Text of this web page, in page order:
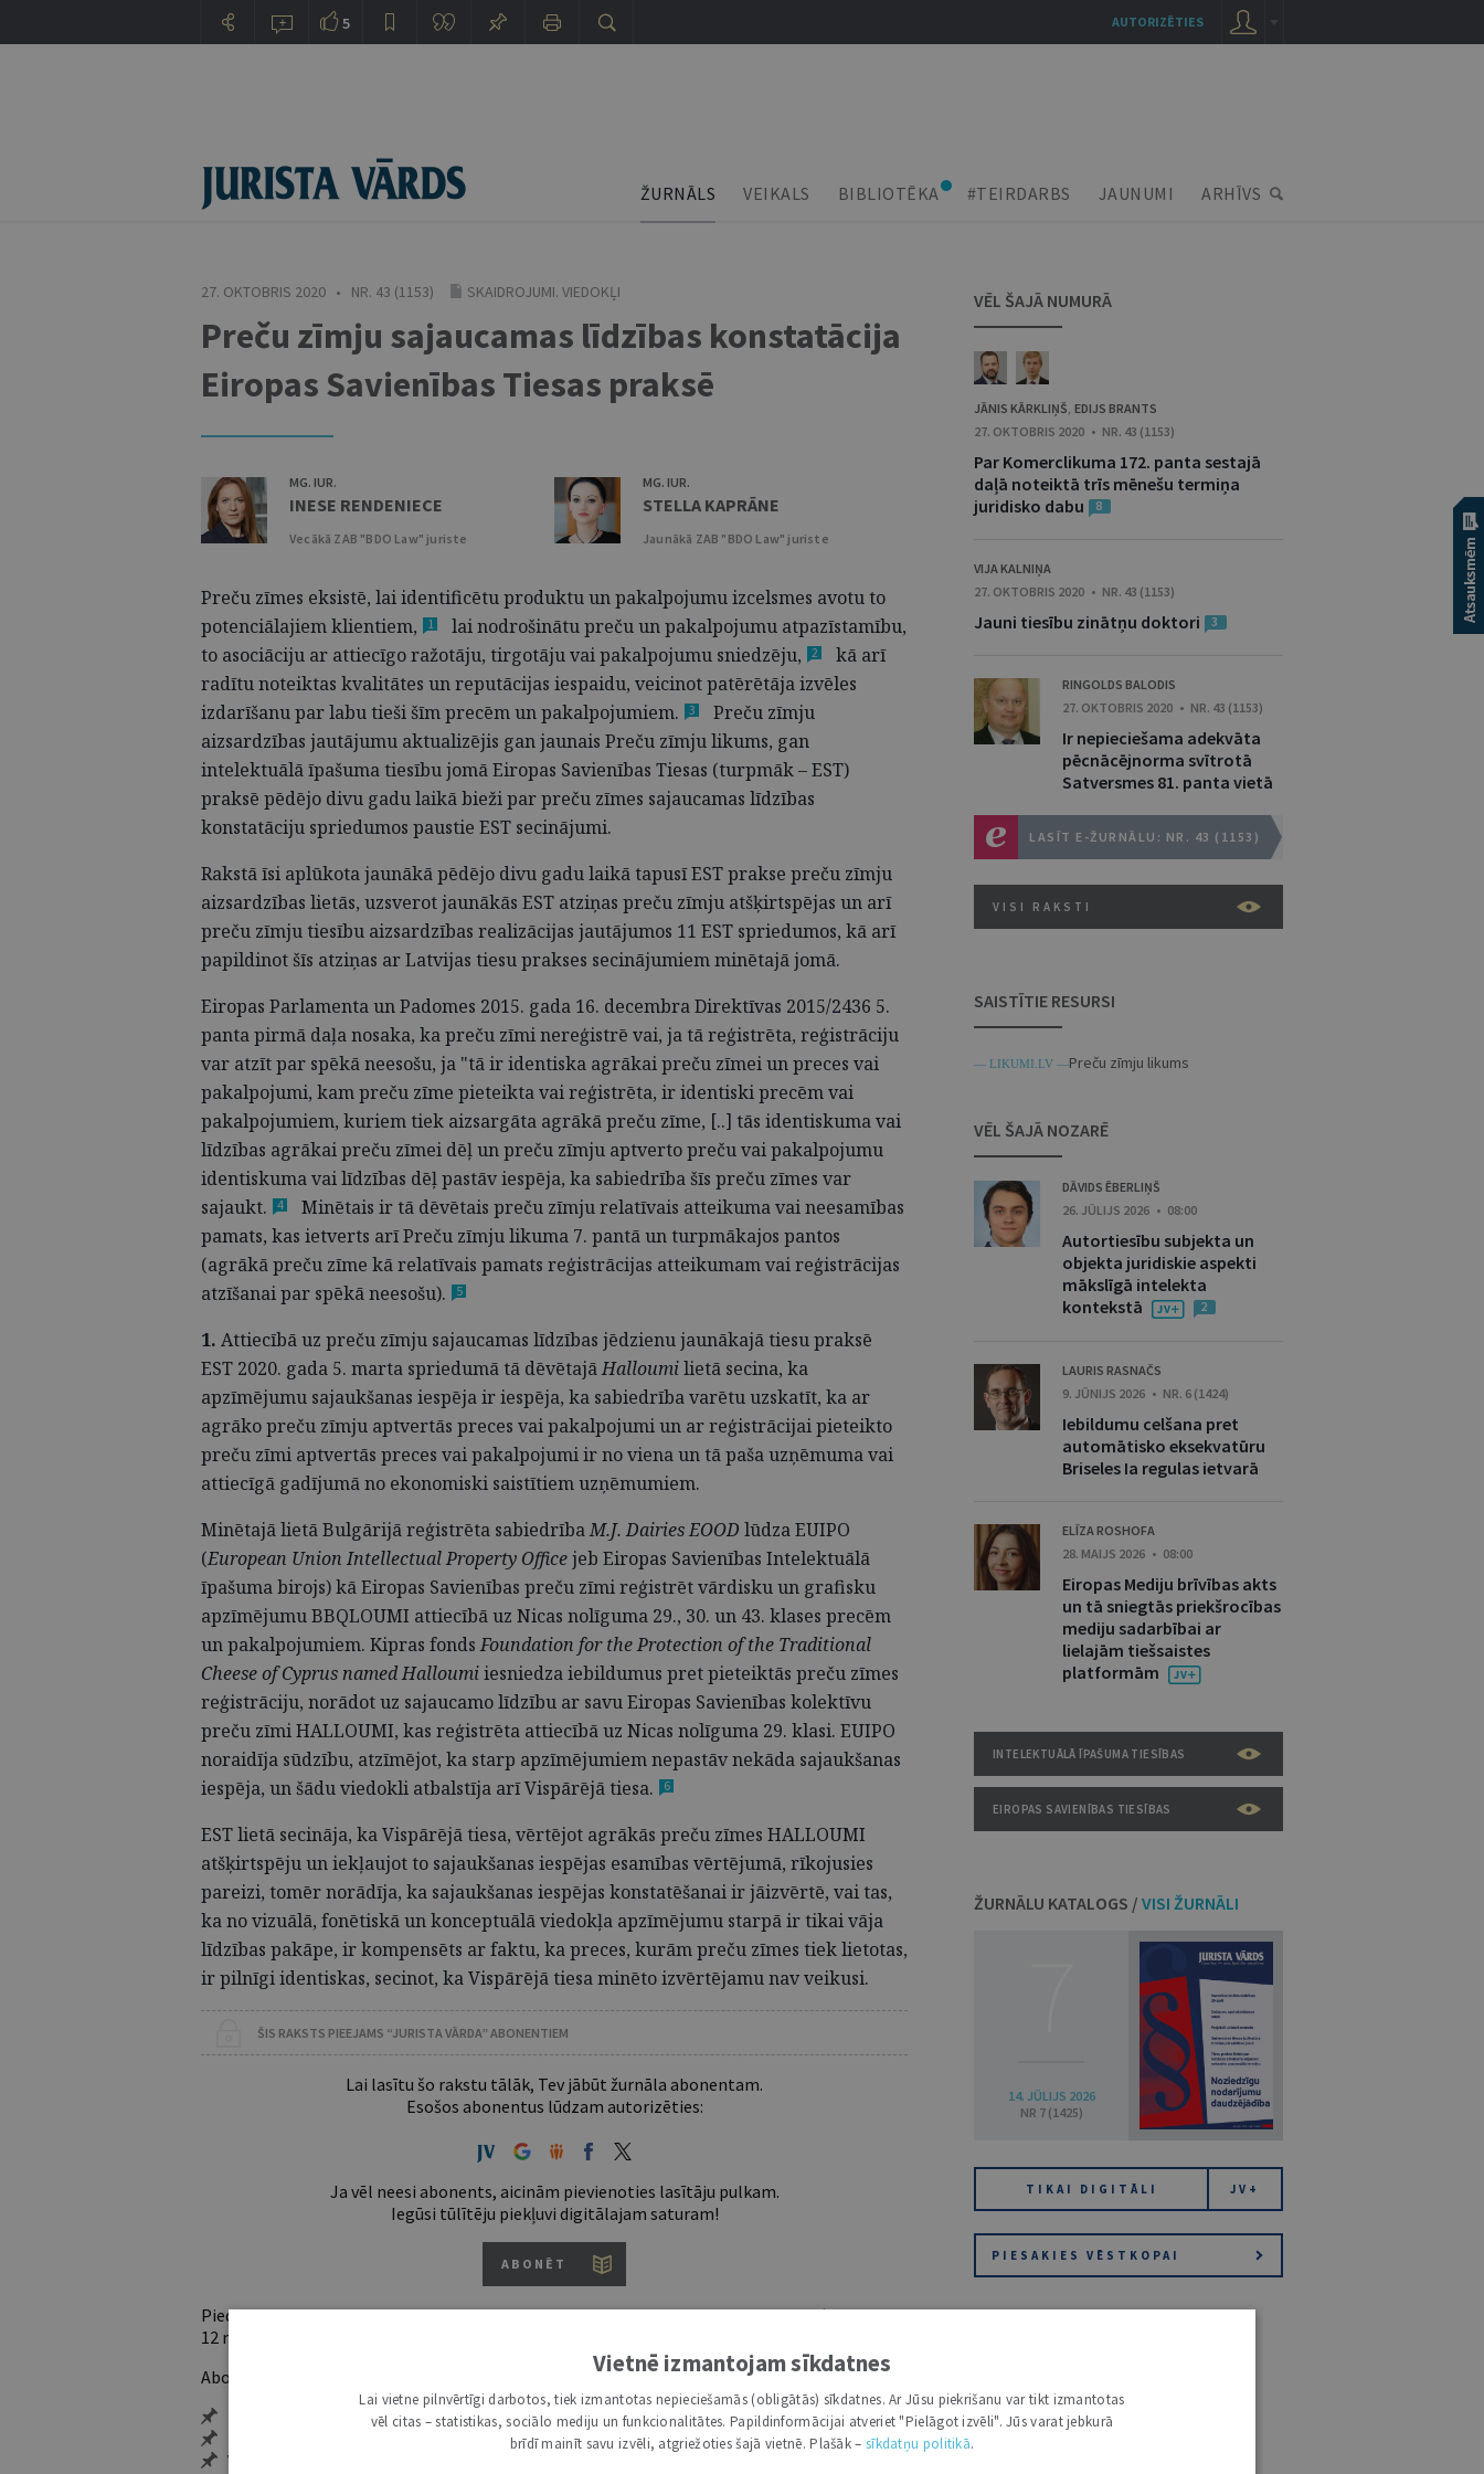
ŽURNĀLS VEIKALS BIBLIOTĒKA #TEIRDARBS JAUNUMI ARHĪVS
27. OKTOBRIS 2020 • NR. 43 (1153) SKAIDROJUMI. VIEDOKĻI
Preču zīmju sajaucamas līdzības konstatācija
Eiropas Savienības Tiesas praksē
MG. IUR.
INESE RENDENIECE
Vecākā ZAB "BDO Law" juriste
MG. IUR.
STELLA KAPRĀNE
Jaunākā ZAB "BDO Law" juriste
Preču zīmes eksistē, lai identificētu produktu un pakalpojumu izcelsmes avotu to
potenciālajiemklientiem, 1
lai nodrošinātu preču un pakalpojumu atpazīstamību,
to asociāciju ar attiecīgo ražotāju, tirgotāju vai pakalpojumu sniedzēju, 2
kā arī
radītu noteiktas kvalitātes un reputācijas iespaidu, veicinot patērētāja izvēles
izdarīšanu par labu tieši šīm precēm unpakalpojumiem. 3
Preču zīmju
aizsardzības jautājumu aktualizējis gan jaunais Preču zīmju likums, gan
intelektuālā īpašuma tiesību jomā Eiropas Savienības Tiesas (turpmāk – EST)
praksē pēdējo divu gadu laikā bieži par preču zīmes sajaucamas līdzības
konstatāciju spriedumos paustie EST secinājumi.
Rakstā īsi aplūkota jaunākā pēdējo divu gadu laikā tapusī EST prakse preču zīmju
aizsardzības lietās, uzsverot jaunākās EST atziņas preču zīmju atšķirtspējas un arī
preču zīmju tiesību aizsardzības realizācijas jautājumos 11 EST spriedumos, kā arī
papildinot šīs atziņas ar Latvijas tiesu prakses secinājumiem minētajā jomā.
Eiropas Parlamenta un Padomes 2015. gada 16. decembra Direktīvas 2015/2436 5.
panta pirmā daļa nosaka, ka preču zīmi nereģistrē vai, ja tā reģistrēta, reģistrāciju
var atzīt par spēkā neesošu, ja "tā ir identiska agrākai preču zīmei un preces vai
pakalpojumi, kam preču zīme pieteikta vai reģistrēta, ir identiski precēm vai
pakalpojumiem, kuriem tiek aizsargāta agrākā preču zīme, [..] tās identiskuma vai
līdzības agrākai preču zīmei dēļ un preču zīmju aptverto preču vai pakalpojumu
identiskuma vai līdzības dēļ pastāv iespēja, ka sabiedrība šīs preču zīmes var
sajaukt.
4
Minētais ir tā dēvētais preču zīmju relatīvais atteikuma vai neesamības
pamats, kas ietverts arī Preču zīmju likuma 7. pantā un turpmākajos pantos
(agrākā preču zīme kā relatīvais pamats reģistrācijas atteikumam vai reģistrācijas
atzīšanai par spēkāneesošu). 5
1. Attiecībā uz preču zīmju sajaucamas līdzības jēdzienu jaunākajā tiesu praksē
EST 2020. gada 5. marta spriedumā tā dēvētajāHalloumilietā secina, ka
apzīmējumu sajaukšanas iespēja ir iespēja, ka sabiedrība varētu uzskatīt, ka ar
agrāko preču zīmju aptvertās preces vai pakalpojumi un ar reģistrācijai pieteikto
preču zīmi aptvertās preces vai pakalpojumi ir no viena un tā paša uzņēmuma vai
attiecīgā gadījumā no ekonomiski saistītiem uzņēmumiem.
Minētajā lietā Bulgārijā reģistrēta sabiedrībaM.J. Dairies EOOD lūdza EUIPO
(European Union Intellectual Property Officejeb Eiropas Savienības Intelektuālā
īpašuma birojs) kā Eiropas Savienības preču zīmi reģistrēt vārdisku un grafisku
apzīmējumu BBQLOUMI attiecībā uz Nicas nolīguma 29., 30. un 43. klases precēm
un pakalpojumiem. Kipras fondsFoundation for the Protection of the Traditional
Cheese of Cyprus named Halloumiiesniedza iebildumus pret pieteiktās preču zīmes
reģistrāciju, norādot uz sajaucamo līdzību ar savu Eiropas Savienības kolektīvu
preču zīmi HALLOUMI, kas reģistrēta attiecībā uz Nicas nolīguma 29. klasi. EUIPO
noraidīja sūdzību, atzīmējot, ka starp apzīmējumiem nepastāv nekāda sajaukšanas
iespēja, un šādu viedokli atbalstīja arī Vispārējā tiesa. 6
EST lietā secināja, ka Vispārējā tiesa, vērtējot agrākās preču zīmes HALLOUMI
atšķirtspēju un iekļaujot to sajaukšanas iespējas esamības vērtējumā, rīkojusies
pareizi, tomēr norādīja, ka sajaukšanas iespējas konstatēšanai ir jāizvērtē, vai tas,
ka no vizuālā, fonētiskā un konceptuālā viedokļa apzīmējumu starpā ir tikai vāja
līdzības pakāpe, ir kompensēts ar faktu, ka preces, kurām preču zīmes tiek lietotas,
ir pilnīgi identiskas, secinot, ka Vispārējā tiesa minēto izvērtējamu nav veikusi.
ŠIS RAKSTS PIEEJAMS “JURISTA VĀRDA” ABONENTIEM
Lai lasītu šo rakstu tālāk, Tev jābūt žurnāla abonentam.
Esošos abonentus lūdzam autorizēties:
Ja vēl neesi abonents, aicinām pievienoties lasītāju pulkam.
Iegūsi tūlītēju piekļuvi digitālajam saturam!
ABONĒT
Piedāvājam trīs abonementu veidus. Vienam lietotājam piemērotākais ir "Mazais" (3, 6 un
12 mēnešiem).
Abonentu ieguvumi:
Pieeja jaunākajam izdevumam
Neierobežota pieeja arhīvam – 24 h/7 d.
Vairāk nekā 18 000 rakstu un 2000 autoru
VĒL ŠAJĀ NUMURĀ
JĀNIS KĀRKLIŅŠ, EDIJS BRANTS
27. OKTOBRIS 2020 • NR. 43 (1153)
Par Komerclikuma 172. panta sestajā
daļā noteiktā trīs mēnešu termiņa
juridisko dabu
8
VIJA KALNIŅA
27. OKTOBRIS 2020 • NR. 43 (1153)
Jauni tiesību zinātņu doktori 3
RINGOLDS BALODIS
27. OKTOBRIS 2020 • NR. 43 (1153)
Ir nepieciešama adekvāta
pēcnācējnorma svītrotā
Satversmes 81. panta vietā
LASĪT E-ŽURNĀLU: NR. 43 (1153)
VISI RAKSTI
SAISTĪTIE RESURSI
— LIKUMI.LV —Preču zīmju likums
VĒL ŠAJĀ NOZARĒ
DĀVIDS ĒBERLIŅŠ
26. JŪLIJS 2026 • 08:00
Autortiesību subjekta un
objekta juridiskie aspekti
mākslīgā intelekta
kontekstā
2
LAURIS RASNAČS
9. JŪNIJS 2026 • NR. 6 (1424)
Iebildumu celšana pret
automātisko eksekvatūru
Briseles Ia regulas ietvarā
ELĪZA ROSHOFA
28. MAIJS 2026 • 08:00
Eiropas Mediju brīvības akts
un tā sniegtās priekšrocības
mediju sadarbībai ar
lielajām tiešsaistes
platformām
INTELEKTUĀLĀ ĪPAŠUMA TIESĪBAS
EIROPAS SAVIENĪBAS TIESĪBAS
ŽURNĀLU KATALOGS / VISI ŽURNĀLI
14. JŪLIJS 2026
NR 7 (1425)
TIKAI DIGITĀLI JV+
PIESAKIES VĒSTKOPAI
5 AUTORIZĒTIES
Vietnē izmantojam sīkdatnes
Lai vietne pilnvērtīgi darbotos, tiek izmantotas nepieciešamās (obligātās) sīkdatnes. Ar Jūsu piekrišanu var tikt izmantotas
vēl citas – statistikas, sociālo mediju un funkcionalitātes. Papildinformācijai atveriet "Pielāgot izvēli". Jūs varat jebkurā
brīdī mainīt savu izvēli, atgriežoties šajā vietnē. Plašāk – sīkdatņu politikā.